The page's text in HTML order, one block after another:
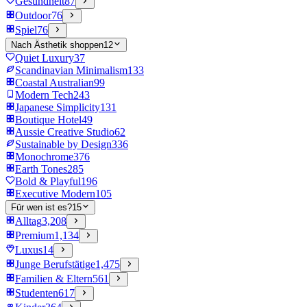
Outdoor76
Spiel76
Nach Ästhetik shoppen12
Quiet Luxury37
Scandinavian Minimalism133
Coastal Australian99
Modern Tech243
Japanese Simplicity131
Boutique Hotel49
Aussie Creative Studio62
Sustainable by Design336
Monochrome376
Earth Tones285
Bold & Playful196
Executive Modern105
Für wen ist es?15
Alltag3,208
Premium1,134
Luxus14
Junge Berufstätige1,475
Familien & Eltern561
Studenten617